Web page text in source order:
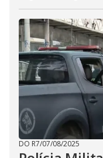
DO R7/07/08/2025